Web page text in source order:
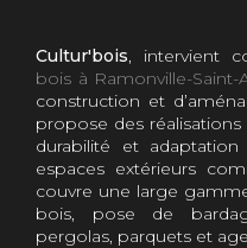
Cultur'bois, intervient
bois à Ramonville-Saint-
construction et
propose des
durabilité et
espaces extérieurs
couvre une large
bois, pose de
pergolas, parquets et